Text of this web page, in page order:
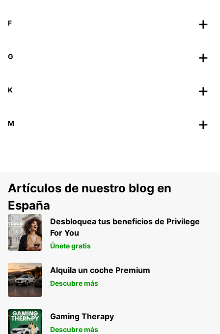
F
G
K
M
Artículos de nuestro blog en
España
Desbloquea tus beneficios de Privilege
For You
Únete gratis
Alquila un coche Premium
Descubre más
Gaming Therapy
Descubre más